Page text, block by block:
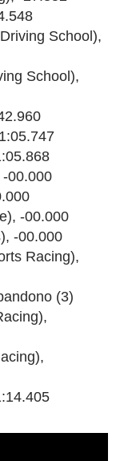
School),
School),
00.000
-00.000
-00.000
Racing),
(3)